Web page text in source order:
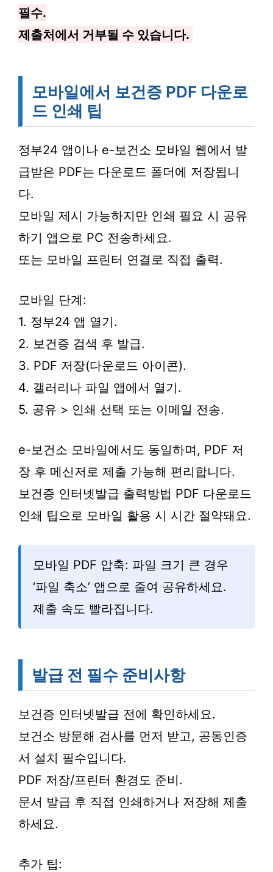
필수.
제출처에서 거부될 수 있습니다.
모바일에서 보건증 PDF 다운로
드 인쇄 팁
정부24 앱이나 e-보건소 모바일 웹에서 발
급받은 PDF는 다운로드 폴더에 저장됩니
다.
모바일 제시 가능하지만 인쇄 필요 시 공유
하기 앱으로 PC 전송하세요.
또는 모바일 프린터 연결로 직접 출력.
모바일 단계:
1. 정부24 앱 열기.
2. 보건증 검색 후 발급.
3. PDF 저장(다운로드 아이콘).
4. 갤러리나 파일 앱에서 열기.
5. 공유 > 인쇄 선택 또는 이메일 전송.
e-보건소 모바일에서도 동일하며, PDF 저
장 후 메신저로 제출 가능해 편리합니다.
보건증 인터넷발급 출력방법 PDF 다운로드
인쇄 팁으로 모바일 활용 시 시간 절약돼요.
모바일 PDF 압축: 파일 크기 큰 경우
‘파일 축소’ 앱으로 줄여 공유하세요.
제출 속도 빨라집니다.
발급 전 필수 준비사항
보건증 인터넷발급 전에 확인하세요.
보건소 방문해 검사를 먼저 받고, 공동인증
서 설치 필수입니다.
PDF 저장/프린터 환경도 준비.
문서 발급 후 직접 인쇄하거나 저장해 제출
하세요.
추가 팁: